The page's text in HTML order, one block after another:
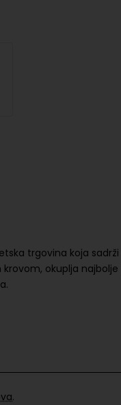
trgovina koja
okuplja
.